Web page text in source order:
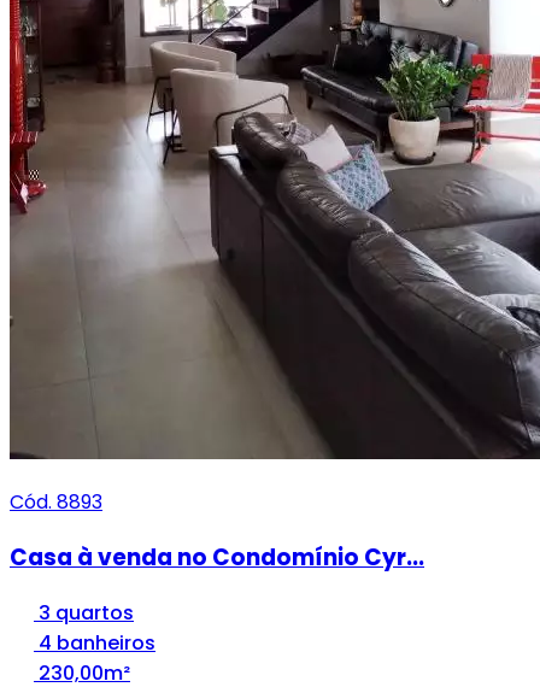
Cód. 8893
Casa à venda no Condomínio Cyr...
3 quartos
4 banheiros
230,00m²